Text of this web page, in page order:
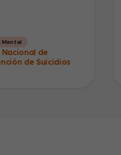
Mental
Nacional de
de Suicidios